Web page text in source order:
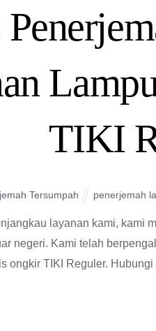
TIKI
Tersumpah penerjemah
layanan kami, kami
negeri. Kami telah
ongkir TIKI Reguler.